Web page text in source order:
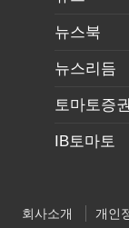
뉴스북
뉴스리듬
토마토증
IB토마토
회사소개 개인